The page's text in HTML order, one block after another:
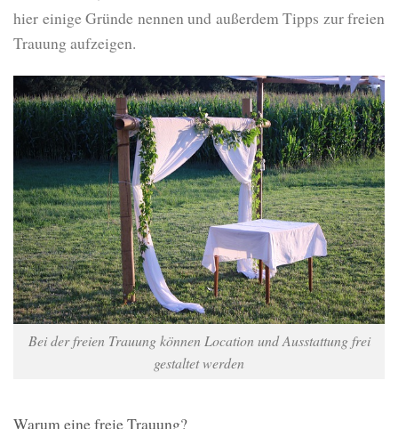
hier einige Gründe nennen und außerdem Tipps zur freien
Trauung aufzeigen.
Bei der freien Trauung können Location und Ausstattung frei
gestaltet werden
Warum eine freie Trauung?